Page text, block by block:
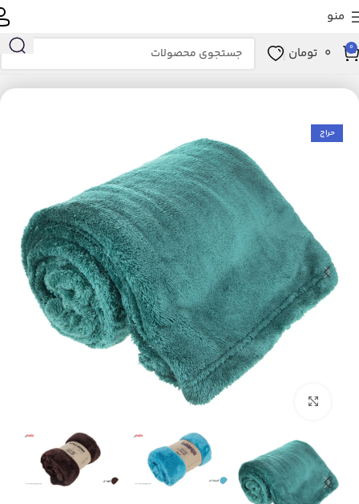
منو
0
0 تومان
خانه خانه و آشپزخانه خواب پتو
حراج